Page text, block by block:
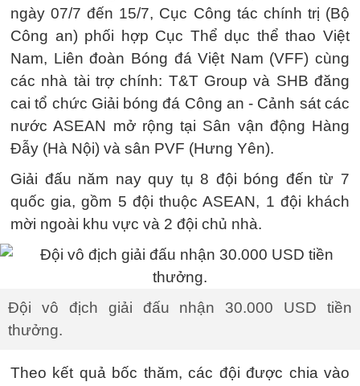
ngày 07/7 đến 15/7, Cục Công tác chính trị (Bộ
Công an) phối hợp Cục Thể dục thể thao Việt
Nam, Liên đoàn Bóng đá Việt Nam (VFF) cùng
các nhà tài trợ chính: T&T Group và SHB đăng
cai tổ chức Giải bóng đá Công an - Cảnh sát các
nước ASEAN mở rộng tại Sân vận động Hàng
Đẫy (Hà Nội) và sân PVF (Hưng Yên).
Giải đấu năm nay quy tụ 8 đội bóng đến từ 7
quốc gia, gồm 5 đội thuộc ASEAN, 1 đội khách
mời ngoài khu vực và 2 đội chủ nhà.
Đội vô địch giải đấu nhận 30.000 USD tiền
thưởng.
Theo kết quả bốc thăm, các đội được chia vào